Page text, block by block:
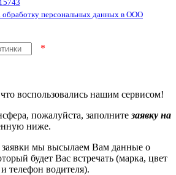
обработку персональных данных в ООО
*
воспользовались нашим сервисом!
пожалуйста, заполните заявку на
ниже.
мы высылаем Вам данные о
будет Вас встречать (марка, цвет
телефон водителя).